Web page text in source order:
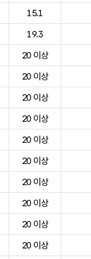
15.1
19.3
20 이상
20 이상
20 이상
20 이상
20 이상
20 이상
20 이상
20 이상
20 이상
20 이상